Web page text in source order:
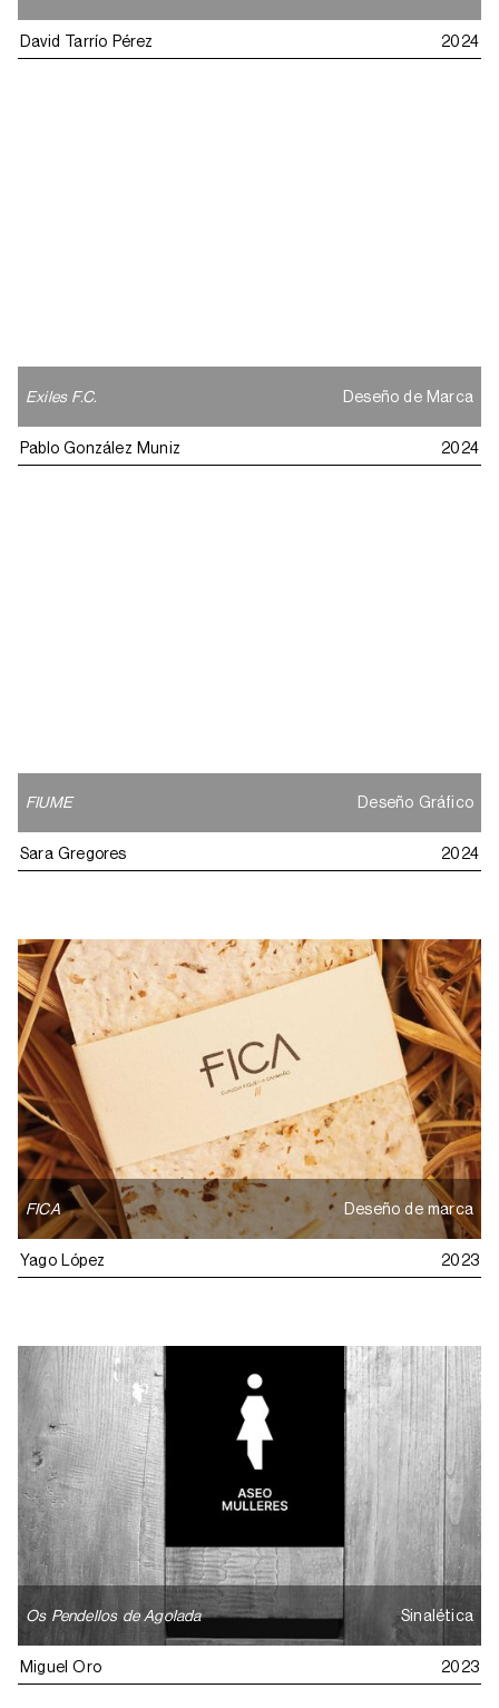
David Tarrío Pérez 2024
Exiles F.C. Deseño de Marca
Pablo González Muniz 2024
FIUME Deseño Gráfico
Sara Gregores 2024
FICA Deseño de marca
Yago López 2023
Os Pendellos de Agolada Sinalética
Miguel Oro 2023